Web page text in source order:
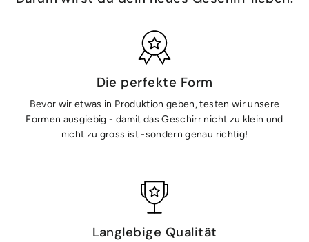
Die perfekte Form
Bevor wir etwas in Produktion geben, testen wir unsere
Formen ausgiebig - damit das Geschirr nicht zu klein und
nicht zu gross ist -sondern genau richtig!
Langlebige Qualität